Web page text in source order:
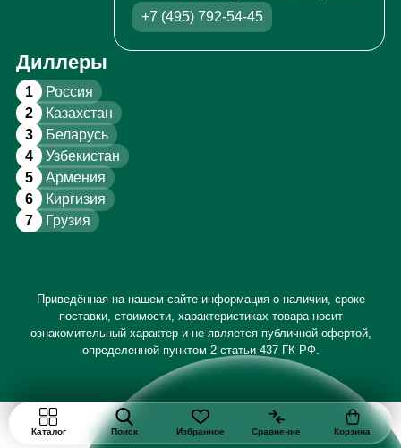
+7 (495) 792-54-45
Диллеры
1 Россия
2 Казахстан
3 Беларусь
4 Узбекистан
5 Армения
6 Киргизия
7 Грузия
Приведённая на нашем сайте информация о наличии, сроке
поставки, стоимости, характеристиках товара носит
ознакомительный характер и не является публичной офертой,
определенной пунктом 2 статьи 437 ГК РФ.
Каталог Поиск Избранное Сравнение Корзина